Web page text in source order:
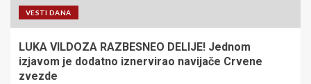
VESTI DANA
LUKA VILDOZA RAZBESNEO DELIJE! Jednom
izjavom je dodatno iznervirao navijače Crvene
zvezde